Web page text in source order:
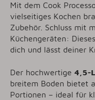
Mit dem Cook
vielseitiges Kochen
Zubehör. Schluss mit
Küchengeräten:
dich und lässt deiner
Der hochwertige 4,5-
breitem Boden bietet
Portionen – ideal für